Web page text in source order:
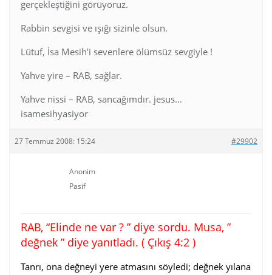
gerçekleştiğini görüyoruz.
Rabbin sevgisi ve ışığı sizinle olsun.
Lütuf, İsa Mesih’i sevenlere ölümsüz sevgiyle !
Yahve yire – RAB, sağlar.
Yahve nissi – RAB, sancağımdır. jesus…
isamesihyasiyor
27 Temmuz 2008: 15:24 #29902
Anonim
Pasif
RAB, “Elinde ne var ? ” diye sordu. Musa, ”
değnek ” diye yanıtladı. ( Çıkış 4:2 )
Tanrı, ona değneyi yere atmasını söyledi; değnek yılana